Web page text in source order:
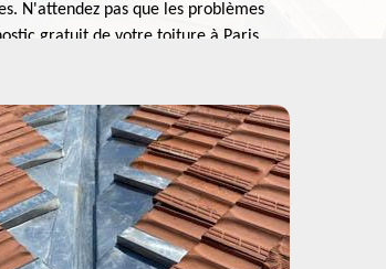
N'attendez pas que les problèmes
gratuit de votre toiture à Paris